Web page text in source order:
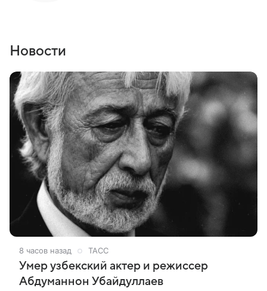
Новости
8 часов назад ТАСС
Умер узбекский актер и режиссер
Абдуманнон Убайдуллаев